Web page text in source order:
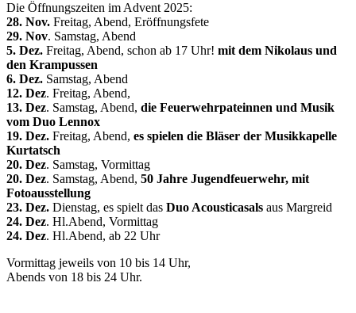
Die Öffnungszeiten im Advent 2025:
28. Nov. Freitag, Abend, Eröffnungsfete
29. Nov. Samstag, Abend
5. Dez. Freitag, Abend, schon ab 17 Uhr! mit dem Nikolaus und
den Krampussen
6. Dez. Samstag, Abend
12. Dez. Freitag, Abend,
13. Dez. Samstag, Abend, die Feuerwehrpateinnen und Musik
vom Duo Lennox
19. Dez. Freitag, Abend, es spielen die Bläser der Musikkapelle
Kurtatsch
20. Dez. Samstag, Vormittag
20. Dez. Samstag, Abend, 50 Jahre Jugendfeuerwehr, mit
Fotoausstellung
23. Dez. Dienstag, es spielt das Duo Acousticasals aus Margreid
24. Dez. Hl.Abend, Vormittag
24. Dez. Hl.Abend, ab 22 Uhr
Vormittag jeweils von 10 bis 14 Uhr,
Abends von 18 bis 24 Uhr.